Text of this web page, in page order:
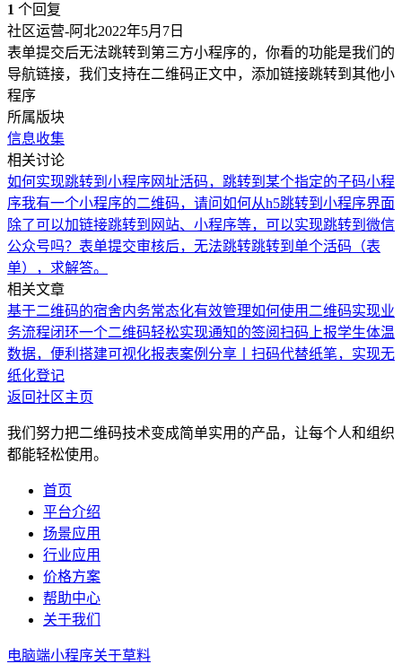
1 个回复
社区运营-阿北2022年5月7日
表单提交后无法跳转到第三方小程序的，你看的功能是我们的
导航链接，我们支持在二维码正文中，添加链接跳转到其他小
程序
所属版块
信息收集
相关讨论
如何实现跳转到小程序网址活码，跳转到某个指定的子码小程
序我有一个小程序的二维码，请问如何从h5跳转到小程序界面
除了可以加链接跳转到网站、小程序等，可以实现跳转到微信
公众号吗？ 表单提交审核后，无法跳转跳转到单个活码（表
单），求解答。
相关文章
基于二维码的宿舍内务常态化有效管理如何使用二维码实现业
务流程闭环一个二维码轻松实现通知的签阅扫码上报学生体温
数据，便利搭建可视化报表案例分享丨扫码代替纸笔，实现无
纸化登记
返回社区主页
我们努力把二维码技术变成简单实用的产品，让每个人和组织
都能轻松使用。
首页
平台介绍
场景应用
行业应用
价格方案
帮助中心
关于我们
电脑端小程序关于草料